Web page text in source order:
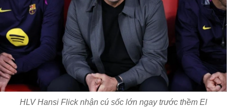
HLV Hansi Flick nhận cú sốc lớn ngay trước thềm El